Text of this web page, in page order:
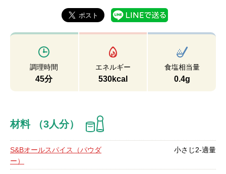
調理時間
45分
エネルギー
530kcal
食塩相当量
0.4g
材料 （3人分）
S&Bオールスパイス（パウダ
ー）
小さじ2-適量